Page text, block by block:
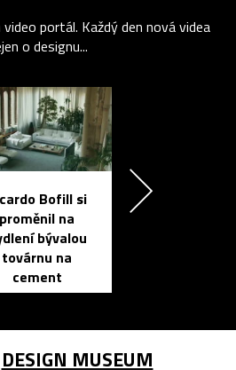
portál. Každý den nová videa
o designu...
Bofill si
proměnil na
bývalou
továrnu na
cement
DESIGN MUSEUM